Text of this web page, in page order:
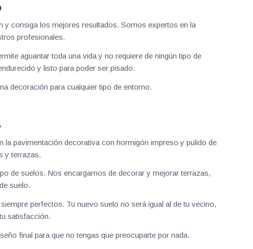
consiga los mejores resultados. Somos expertos en la
profesionales.
aguantar toda una vida y no requiere de ningún tipo de
y listo para poder ser pisado.
decoración para cualquier tipo de entorno.
pavimentación decorativa con hormigón impreso y pulido de
y terrazas.
de suelos. Nos encargamos de decorar y mejorar terrazas,
suelo.
perfectos. Tu nuevo suelo no será igual al de tu vecino,
satisfacción.
final para que no tengas que preocuparte por nada.